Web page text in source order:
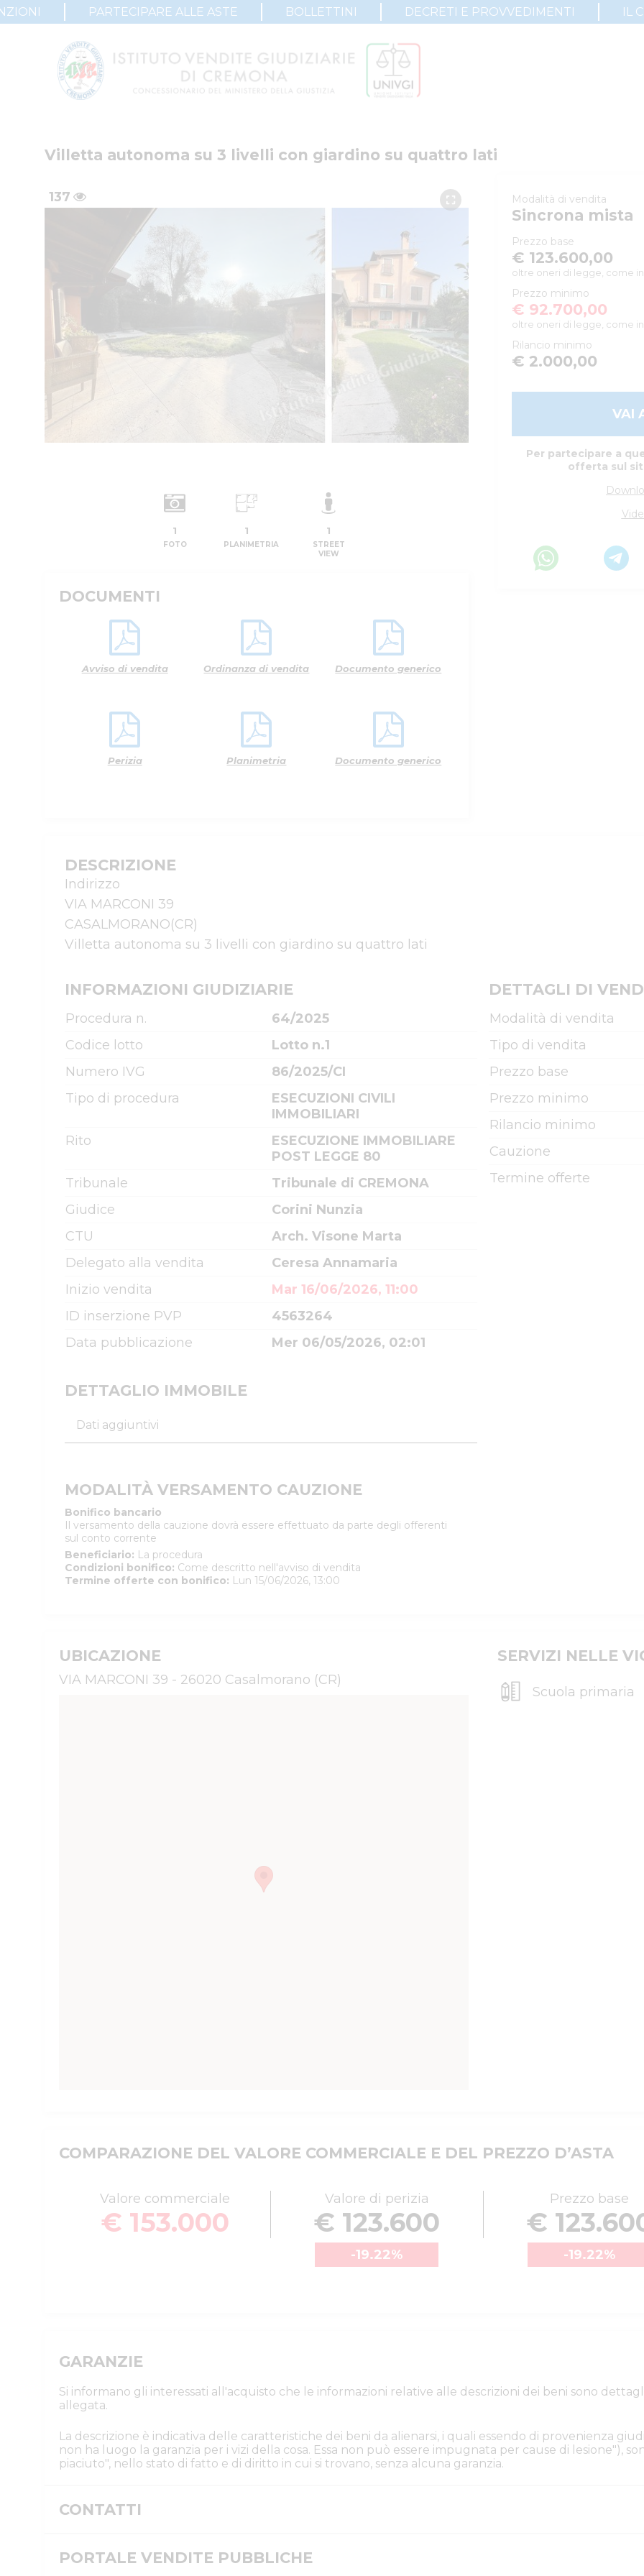
PARTECIPARE ALLE ASTE BOLLETTINI DECRETI E PROVVEDIMENTI IL
Villetta autonoma su 3 livelli con giardino su quattro lati
137
1
FOTO
1
PLANIMETRIA
1
STREET
VIEW
DOCUMENTI
Avviso di vendita Ordinanza di vendita Documento generico
Perizia Planimetria Documento generico
Modalità di vendita
Sincrona mista
Prezzo base
€ 123.600,00
oltre oneri di legge, come
Prezzo minimo
€ 92.700,00
oltre oneri di legge, come
Rilancio minimo
€ 2.000,00
VAI
Per partecipare a
offerta sul
DESCRIZIONE
Indirizzo
VIA MARCONI 39
CASALMORANO(CR)
INFORMAZIONI GIUDIZIARIE
Procedura n.
64/2025
Codice lotto
Lotto n.1
Numero IVG
86/2025/CI
Tipo di procedura
ESECUZIONI CIVILI
IMMOBILIARI
Rito
ESECUZIONE IMMOBILIARE
POST LEGGE 80
Tribunale
Tribunale di CREMONA
Giudice
Corini Nunzia
CTU
Arch. Visone Marta
Delegato alla vendita
Ceresa Annamaria
Inizio vendita
Mar 16/06/2026, 11:00
ID inserzione PVP
4563264
Data pubblicazione
Mer 06/05/2026, 02:01
DETTAGLI DI
Modalità di vendita
Tipo di vendita
Prezzo base
Prezzo minimo
Rilancio minimo
Cauzione
Termine offerte
DETTAGLIO IMMOBILE
Dati aggiuntivi
MODALITÀ VERSAMENTO CAUZIONE
Bonifico bancario
Il versamento della cauzione dovrà essere effettuato da parte degli offerenti
sul conto corrente
Beneficiario: La procedura
Condizioni bonifico: Come descritto nell'avviso di vendita
Termine offerte con bonifico: Lun 15/06/2026, 13:00
UBICAZIONE
VIA MARCONI 39 - 26020 Casalmorano (CR)
SERVIZI NELLE
Scuola primaria
COMPARAZIONE DEL VALORE COMMERCIALE E DEL PREZZO D’ASTA
Valore commerciale
€ 153.000
Valore di perizia
€ 123.600
-19.22%
Prezzo base
€
-19.22%
GARANZIE
Si informano gli interessati all'acquisto che le informazioni relative alle descrizioni dei beni sono
allegata.
La descrizione è indicativa delle caratteristiche dei beni da alienarsi, i quali essendo di provenienza
non ha luogo la garanzia per i vizi della cosa. Essa non può essere impugnata per cause di lesione"),
piaciuto", nello stato di fatto e di diritto in cui si trovano, senza alcuna garanzia.
CONTATTI
Numeri di telefono:037220200
PORTALE VENDITE PUBBLICHE